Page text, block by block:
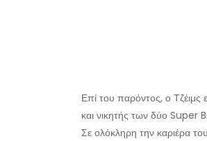
Επί του παρόντος, ο Τζέιμς
και νικητής των δύο Super
Σε ολόκληρη την καριέρα